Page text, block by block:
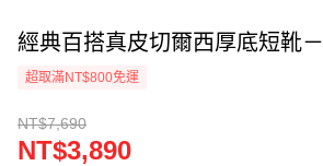
經典百搭真皮切爾西厚底短靴
超取滿NT$800免運
NT$7,690
NT$3,890